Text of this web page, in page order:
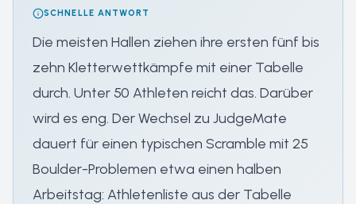
SCHNELLE ANTWORT
Die meisten Hallen ziehen ihre ersten fünf bis
zehn Kletterwettkämpfe mit einer Tabelle
durch. Unter 50 Athleten reicht das. Darüber
wird es eng. Der Wechsel zu JudgeMate
dauert für einen typischen Scramble mit 25
Boulder-Problemen etwa einen halben
Arbeitstag: Athletenliste aus der Tabelle